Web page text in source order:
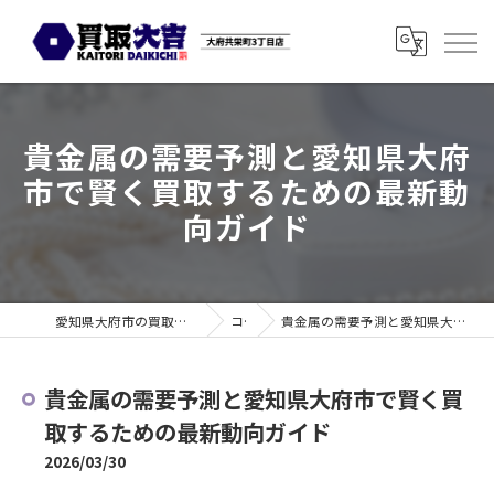
貴金属の需要予測と愛知県大府
市で賢く買取するための最新動
向ガイド
愛知県大府市の買取なら買取大吉 大府共栄町3丁目店 コラム 貴金属の需要予測と愛知県大府市で賢く買取するための最新動向ガイド
貴金属の需要予測と愛知県大府市で賢く買
取するための最新動向ガイド
2026/03/30